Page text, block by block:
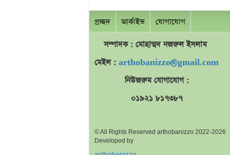
প্রচ্ছদ আর্কাইভ যোগাযোগ
সম্পাদক : মোহাম্মদনজরুলইসলাম
মেইল : arthobanizzo@gmail.com
নিউজরুম যোগাযোগ :
০১৯২১ ৮১৭৩৮৭
© All Rights Reserved arthobanizzo 2022-2026
Developed by